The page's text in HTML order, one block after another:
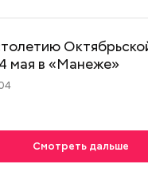
мая в «Манеже»
Смотреть дальше